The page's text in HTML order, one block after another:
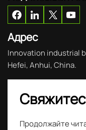
Адрес
Innovation industrial
Hefei, Anhui, China.
Продолжайте